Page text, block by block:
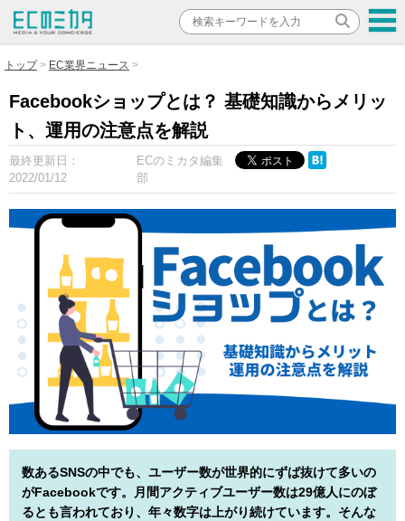
トップ EC業界ニュース
Facebookショップとは？ 基礎知識からメリッ
ト、運用の注意点を解説
最終更新日：
2022/01/12
ECのミカタ編集
部
数あるSNSの中でも、ユーザー数が世界的にずば抜けて多いの
がFacebookです。月間アクティブユーザー数は29億人にのぼ
るとも言われており、年々数字は上がり続けています。そんな